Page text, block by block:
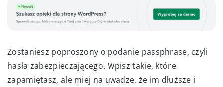
Zostaniesz poproszony o podanie passphrase, czyli
hasła zabezpieczającego. Wpisz takie, które
zapamiętasz, ale miej na uwadze, że im dłuższe i